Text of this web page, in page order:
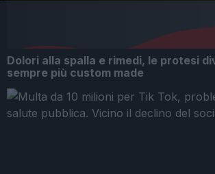
Dolori alla spalla e rimedi, le protesi
sempre più custom made